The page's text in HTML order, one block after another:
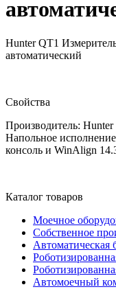
Hunter QT1
автоматический
Свойства
Производитель:
Напольное
консоль и WinAlign
Каталог товаров
Моечное
Собственное
Автоматическая
Автомоечный